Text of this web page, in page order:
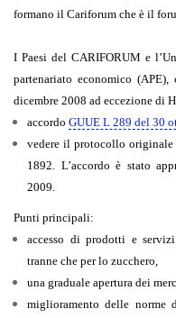
formano il Cariforum che è il
I Paesi del CARIFORUM e
partenariato economico
dicembre 2008 ad eccezione di
accordo GUUE L 289 del 30
vedere il protocollo
1892. L’accordo è stato
2009.
Punti principali:
accesso di prodotti e
tranne che per lo zucchero,
una graduale apertura dei
miglioramento delle norme